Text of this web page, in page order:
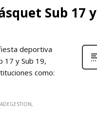
Sub 17 y
deportiva
17 y Sub 19,
como: